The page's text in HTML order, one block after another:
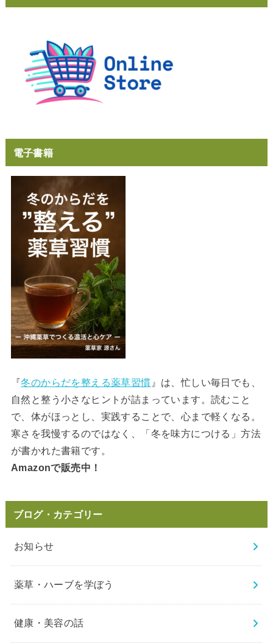
電子書籍
『冬のからだを整える薬草習慣 』は、忙しい毎日でも、
自然と整う小さなヒントが詰まっています。読むこと
で、体がほっとし、実践することで、心まで軽くなる。
寒さを我慢するのではなく、「冬を味方につける」方法
が書かれた書籍です。
Amazonで販売中！
ブログ・カテゴリー
お知らせ
薬草・ハーブを学ぼう
健康・美容の話